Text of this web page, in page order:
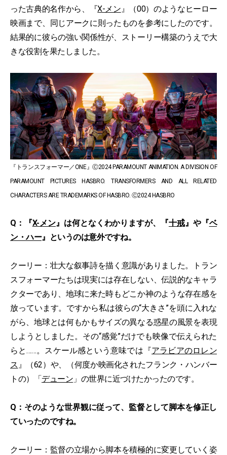
った古典的名作から、『X-メン』（00）のようなヒーロー
映画まで、同じアークに則ったものを参考にしたのです。
結果的に彼らの強い関係性が、ストーリー構築のうえで大
きな役割を果たしました。
『トランスフォーマー／ONE』Ⓒ2024 PARAMOUNT ANIMATION. A DIVISION OF
PARAMOUNT PICTURES HASBRO. TRANSFORMERS AND ALL RELATED
CHARACTERS ARE TRADEMARKS OF HASBRO. Ⓒ2024 HASBRO
Q：『X-メン』は何となくわかりますが、『十戒』や『ベ
ン・ハー』というのは意外ですね。
クーリー：壮大な叙事詩を描く意識がありました。トラン
スフォーマーたちは現実には存在しない、伝説的なキャラ
クターであり、地球に来た時もどこか神のような存在感を
放っています。ですから私は彼らの“大きさ”を頭に入れな
がら、地球とは何もかもサイズの異なる惑星の風景を表現
しようとしました。その“感覚”だけでも映像で伝えられた
らと……。スケール感という意味では『アラビアのロレン
ス 』（62）や、（何度か映画化されたフランク・ハンバー
トの）「デューン 」の世界に近づけたかったのです。
Q：そのような世界観に従って、監督として脚本を修正し
ていったのですね。
クーリー：監督の立場から脚本を積極的に変更していく姿